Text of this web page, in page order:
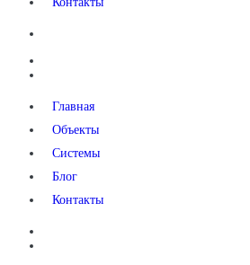
Главная
Объекты
Системы
Блог
Контакты